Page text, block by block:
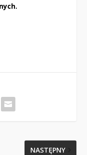
NASTĘPNY